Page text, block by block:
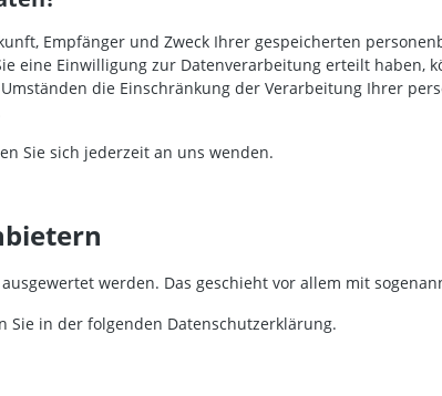
Empfänger und Zweck Ihrer gespeicherten
eine Einwilligung zur Datenverarbeitung erteilt haben,
die Einschränkung der Verarbeitung Ihrer
Sie sich jederzeit an uns wenden.
werden. Das geschieht vor allem mit
in der folgenden Datenschutzerklärung.